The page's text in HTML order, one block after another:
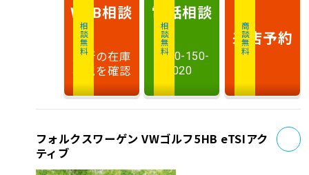
相談無料
WEB相談
最新の在庫
状況を確認
相談無料
電話相談
0120-150-
020
商談無料
来店予約
フォルクスワーゲン VWゴルフ5HB eTSIアク
ティブ